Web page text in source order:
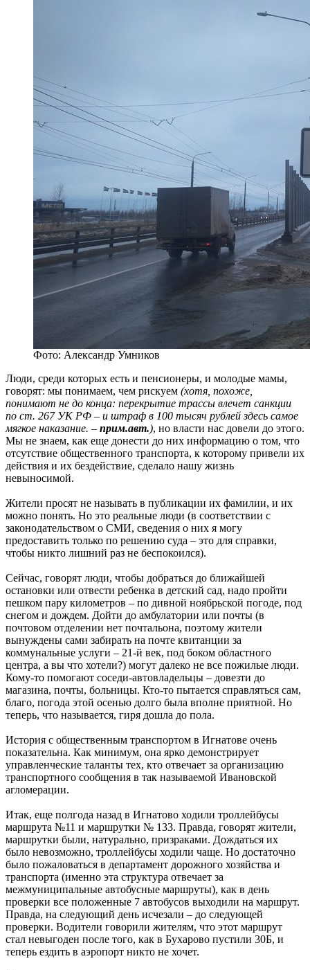
Фото: Александр Умников
Люди, среди которых есть и пенсионеры, и молодые мамы,
говорят: мы понимаем, чем рискуем (хотя, похоже,
понимают не до конца: перекрытие трассы влечет санкции
по ст. 267 УК РФ – и штраф в 100 тысяч рублей здесь самое
мягкое наказание. – прим.авт.), но власти нас довели до этого.
Мы не знаем, как еще донести до них информацию о том, что
отсутствие общественного транспорта, к которому привели их
действия и их бездействие, сделало нашу жизнь
невыносимой.
Жители просят не называть в публикации их фамилии, и их
можно понять. Но это реальные люди (в соответствии с
законодательством о СМИ, сведения о них я могу
предоставить только по решению суда – это для справки,
чтобы никто лишний раз не беспокоился).
Сейчас, говорят люди, чтобы добраться до ближайшей
остановки или отвести ребенка в детский сад, надо пройти
пешком пару километров – по дивной ноябрьской погоде, под
снегом и дождем. Дойти до амбулатории или почты (в
почтовом отделении нет почтальона, поэтому жители
вынуждены сами забирать на почте квитанции за
коммунальные услуги – 21-й век, под боком областного
центра, а вы что хотели?) могут далеко не все пожилые люди.
Кому-то помогают соседи-автовладельцы – довезти до
магазина, почты, больницы. Кто-то пытается справляться сам,
благо, погода этой осенью долго была вполне приятной. Но
теперь, что называется, гиря дошла до пола.
История с общественным транспортом в Игнатове очень
показательна. Как минимум, она ярко демонстрирует
управленческие таланты тех, кто отвечает за организацию
транспортного сообщения в так называемой Ивановской
агломерации.
Итак, еще полгода назад в Игнатово ходили троллейбусы
маршрута №11 и маршрутки № 133. Правда, говорят жители,
маршрутки были, натурально, призраками. Дождаться их
было невозможно, троллейбусы ходили чаще. Но достаточно
было пожаловаться в департамент дорожного хозяйства и
транспорта (именно эта структура отвечает за
межмуниципальные автобусные маршруты), как в день
проверки все положенные 7 автобусов выходили на маршрут.
Правда, на следующий день исчезали – до следующей
проверки. Водители говорили жителям, что этот маршрут
стал невыгоден после того, как в Бухарово пустили 30Б, и
теперь ездить в аэропорт никто не хочет.